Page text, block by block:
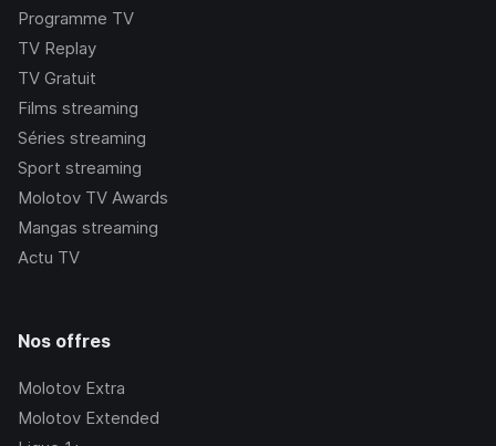
Programme TV
TV Replay
TV Gratuit
Films streaming
Séries streaming
Sport streaming
Molotov TV Awards
Mangas streaming
Actu TV
Nos offres
Molotov Extra
Molotov Extended